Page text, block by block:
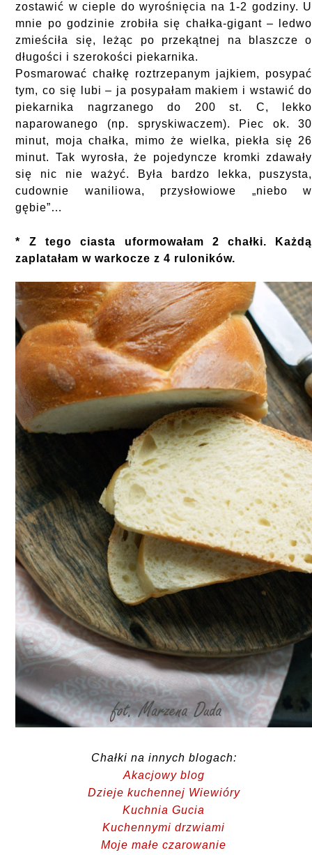
zostawić w cieple do wyrośnięcia na 1-2 godziny. U
mnie po godzinie zrobiła się chałka-gigant – ledwo
zmieściła się, leżąc po przekątnej na blaszcze o
długości i szerokości piekarnika.
Posmarować chałkę roztrzepanym jajkiem, posypać
tym, co się lubi – ja posypałam makiem i wstawić do
piekarnika nagrzanego do 200 st. C, lekko
naparowanego (np. spryskiwaczem). Piec ok. 30
minut, moja chałka, mimo że wielka, piekła się 26
minut. Tak wyrosła, że pojedyncze kromki zdawały
się nic nie ważyć. Była bardzo lekka, puszysta,
cudownie waniliowa, przysłowiowe „niebo w
gębie”…
* Z tego ciasta uformowałam 2 chałki. Każdą
zaplatałam w warkocze z 4 ruloników.
Chałki na innych blogach:
Akacjowy blog
Dzieje kuchennej Wiewióry
Kuchnia Gucia
Kuchennymi drzwiami
Moje małe czarowanie